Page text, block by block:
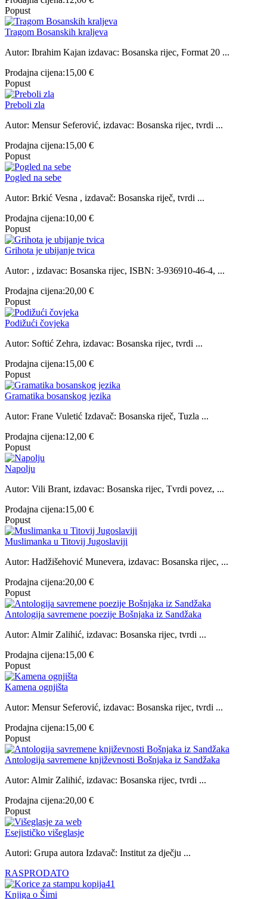
Popust
Tragom Bosanskih kraljeva
Autor: Ibrahim Kajan izdavac: Bosanska rijec, Format 20 ...
Prodajna cijena:15,00 €
Popust
Preboli zla
Autor: Mensur Seferović, izdavac: Bosanska rijec, tvrdi ...
Prodajna cijena:15,00 €
Popust
Pogled na sebe
Autor: Brkić Vesna , izdavač: Bosanska riječ, tvrdi ...
Prodajna cijena:10,00 €
Popust
Grihota je ubijanje tvica
Autor: , izdavac: Bosanska rijec, ISBN: 3-936910-46-4, ...
Prodajna cijena:20,00 €
Popust
Podižući čovjeka
Autor: Softić Zehra, izdavac: Bosanska rijec, tvrdi ...
Prodajna cijena:15,00 €
Popust
Gramatika bosanskog jezika
Autor: Frane Vuletić Izdavač: Bosanska riječ, Tuzla ...
Prodajna cijena:12,00 €
Popust
Napolju
Autor: Vili Brant, izdavac: Bosanska rijec, Tvrdi povez, ...
Prodajna cijena:15,00 €
Popust
Muslimanka u Titovij Jugoslaviji
Autor: Hadžišehović Munevera, izdavac: Bosanska rijec, ...
Prodajna cijena:20,00 €
Popust
Antologija savremene poezije Bošnjaka iz Sandžaka
Autor: Almir Zalihić, izdavac: Bosanska rijec, tvrdi ...
Prodajna cijena:15,00 €
Popust
Kamena ognjišta
Autor: Mensur Seferović, izdavac: Bosanska rijec, tvrdi ...
Prodajna cijena:15,00 €
Popust
Antologija savremene književnosti Bošnjaka iz Sandžaka
Autor: Almir Zalihić, izdavac: Bosanska rijec, tvrdi ...
Prodajna cijena:20,00 €
Popust
Esejističko višeglasje
Autori: Grupa autora Izdavač: Institut za dječju ...
RASPRODATO
Knjiga o Šimi